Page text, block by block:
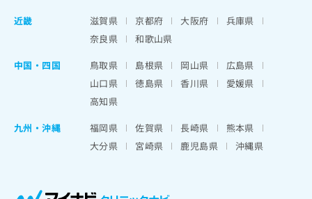
近畿
滋賀県 京都府 大阪府
兵庫県
奈良県
和歌山県
中国・四国
鳥取県 島根県 岡山県
広島県
山口県
徳島県 香川県
愛媛県
高知県
九州・沖縄
福岡県 佐賀県 長崎県
熊本県
大分県
宮崎県 鹿児島県 沖縄県